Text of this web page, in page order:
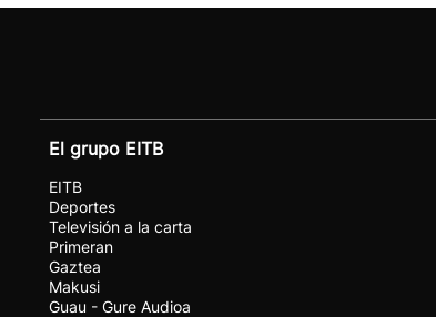
El grupo EITB
EITB
Deportes
Televisión a la carta
Primeran
Gaztea
Makusi
Guau - Gure Audioa